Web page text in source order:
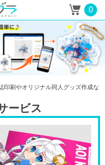
0
印刷やオリジナル同人グッズ作成な
ービス